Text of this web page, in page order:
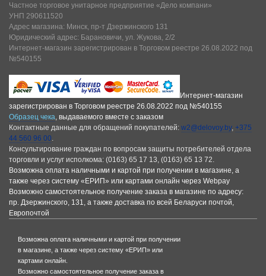
Частное торговое унитарное предприятие «Дело компани»
УНП 290611520
Адрес магазина: Минск, пр-т Дзержинского 131
Юридический адрес: Барановичи, ул. Жукова, 2/2
Интернет-магазин зарегистрирован в Торговом реестре 26.08.2022 под
№540155
Интернет-магазин
зарегистрирован в Торговом реестре 26.08.2022 под №540155
Образец чека, выдаваемого вместе с заказом
Контактные данные для обращений покупателей: w2@delovoy.by, +375
44 560 96 00.
Консультирование граждан по вопросам защиты потребителей отдела
торговли и услуг исполкома: (0163) 65 17 13, (0163) 65 13 72.
Возможна оплата наличными и картой при получении в магазине, а
также через систему «ЕРИП» или картами онлайн через Webpay
Возможно самостоятельное получение заказа в магазине по адресу:
пр. Дзержинского, 131, а также доставка по всей Беларуси почтой,
Европочтой
Возможна оплата наличными и картой при получении
в магазине, а также через систему «ЕРИП» или
картами онлайн.
Возможно самостоятельное получение заказа в